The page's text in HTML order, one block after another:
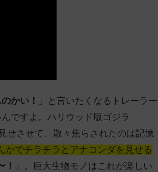
かい！
」と言いたくなるトレーラー
ですよ。ハリウッド版ゴジラ
せさせて、散々焦らされたのは記憶
かでチラチラとアナコンダを見せる
！
」。巨大生物モノはこれが楽しい